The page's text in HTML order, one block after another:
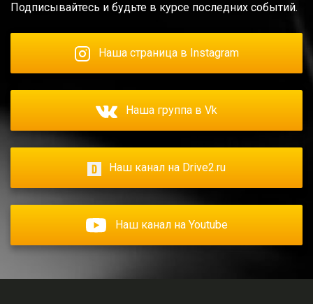
Подписывайтесь и будьте в курсе последних событий.
Наша страница в Instagram
Наша группа в Vk
Наш канал на Drive2.ru
Наш канал на Youtube